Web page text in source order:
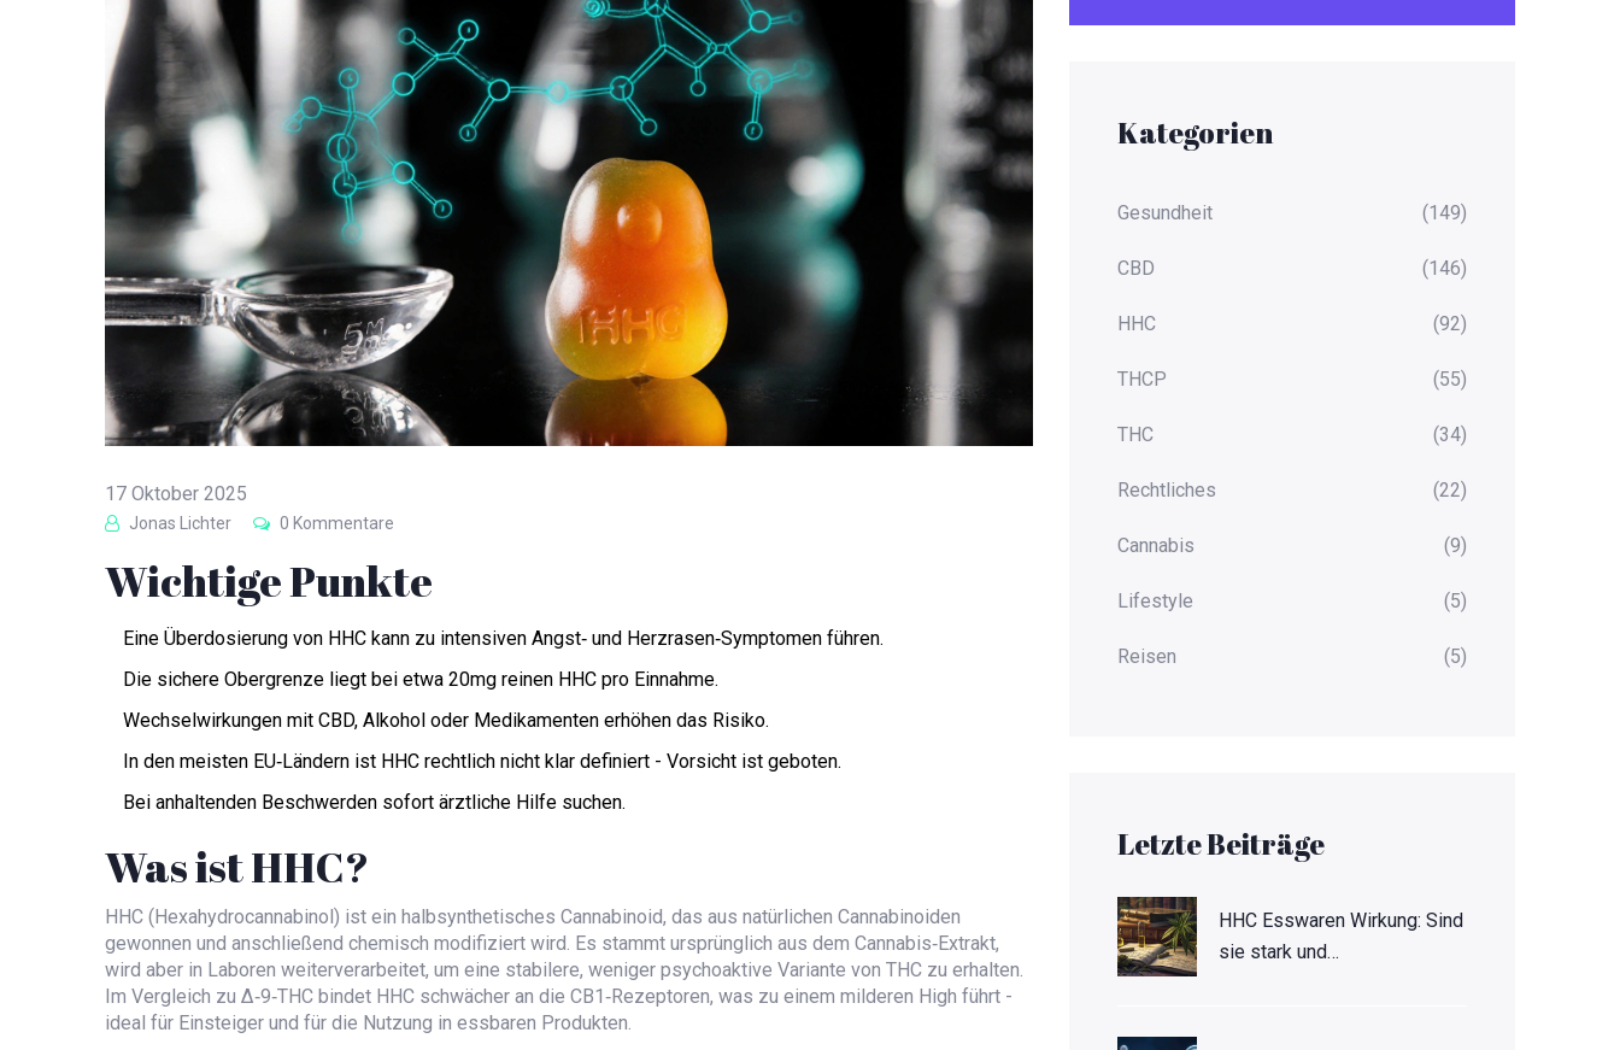
17 Oktober 2025
Jonas Lichter 0 Kommentare
Wichtige Punkte
Eine Überdosierung von HHC kann zu intensiven Angst‑ und Herzrasen‑Symptomen führen.
Die sichere Obergrenze liegt bei etwa 20mg reinen HHC pro Einnahme.
Wechselwirkungen mit CBD, Alkohol oder Medikamenten erhöhen das Risiko.
In den meisten EU‑Ländern ist HHC rechtlich nicht klar definiert - Vorsicht ist geboten.
Bei anhaltenden Beschwerden sofort ärztliche Hilfe suchen.
Was istHHC?
HHC (Hexahydrocannabinol) ist ein halbsynthetisches Cannabinoid, das aus natürlichen Cannabinoiden
gewonnen und anschließend chemisch modifiziert wird. Es stammt ursprünglich aus dem Cannabis‑Extrakt,
wird aber in Laboren weiterverarbeitet, um eine stabilere, weniger psychoaktive Variante von THC zu erhalten.
Im Vergleich zu Δ‑9‑THC bindet HHC schwächer an die CB1‑Rezeptoren, was zu einem milderen High führt -
ideal für Einsteiger und für die Nutzung in essbaren Produkten.
Kategorien
Gesundheit (149)
CBD (146)
HHC (92)
THCP (55)
THC (34)
Rechtliches (22)
Cannabis (9)
Lifestyle (5)
Reisen (5)
Letzte Beiträge
HHC Esswaren Wirkung: Sind
sie stark und